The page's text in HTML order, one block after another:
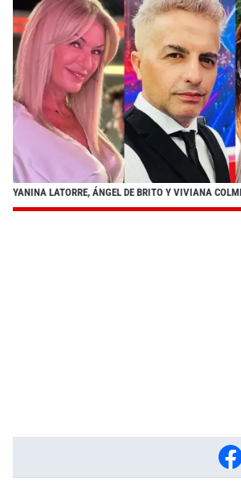
YANINA LATORRE, ÁNGEL DE BRITO Y VIVIANA